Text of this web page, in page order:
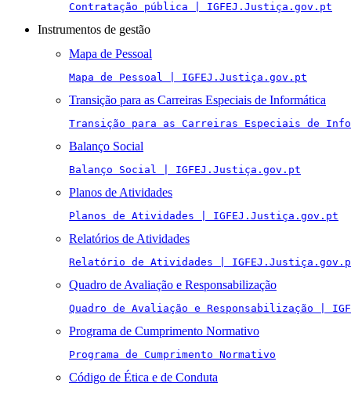
Contratação pública | IGFEJ.Justiça.gov.pt
Instrumentos de gestão
Mapa de Pessoal
Mapa de Pessoal | IGFEJ.Justiça.gov.pt
Transição para as Carreiras Especiais de Informática
Transição para as Carreiras Especiais de
Balanço Social
Balanço Social | IGFEJ.Justiça.gov.pt
Planos de Atividades
Planos de Atividades | IGFEJ.Justiça.gov.pt
Relatórios de Atividades
Relatório de Atividades |
Quadro de Avaliação e Responsabilização
Quadro de Avaliação e Responsabilização |
Programa de Cumprimento Normativo
Programa de Cumprimento Normativo
Código de Ética e de Conduta